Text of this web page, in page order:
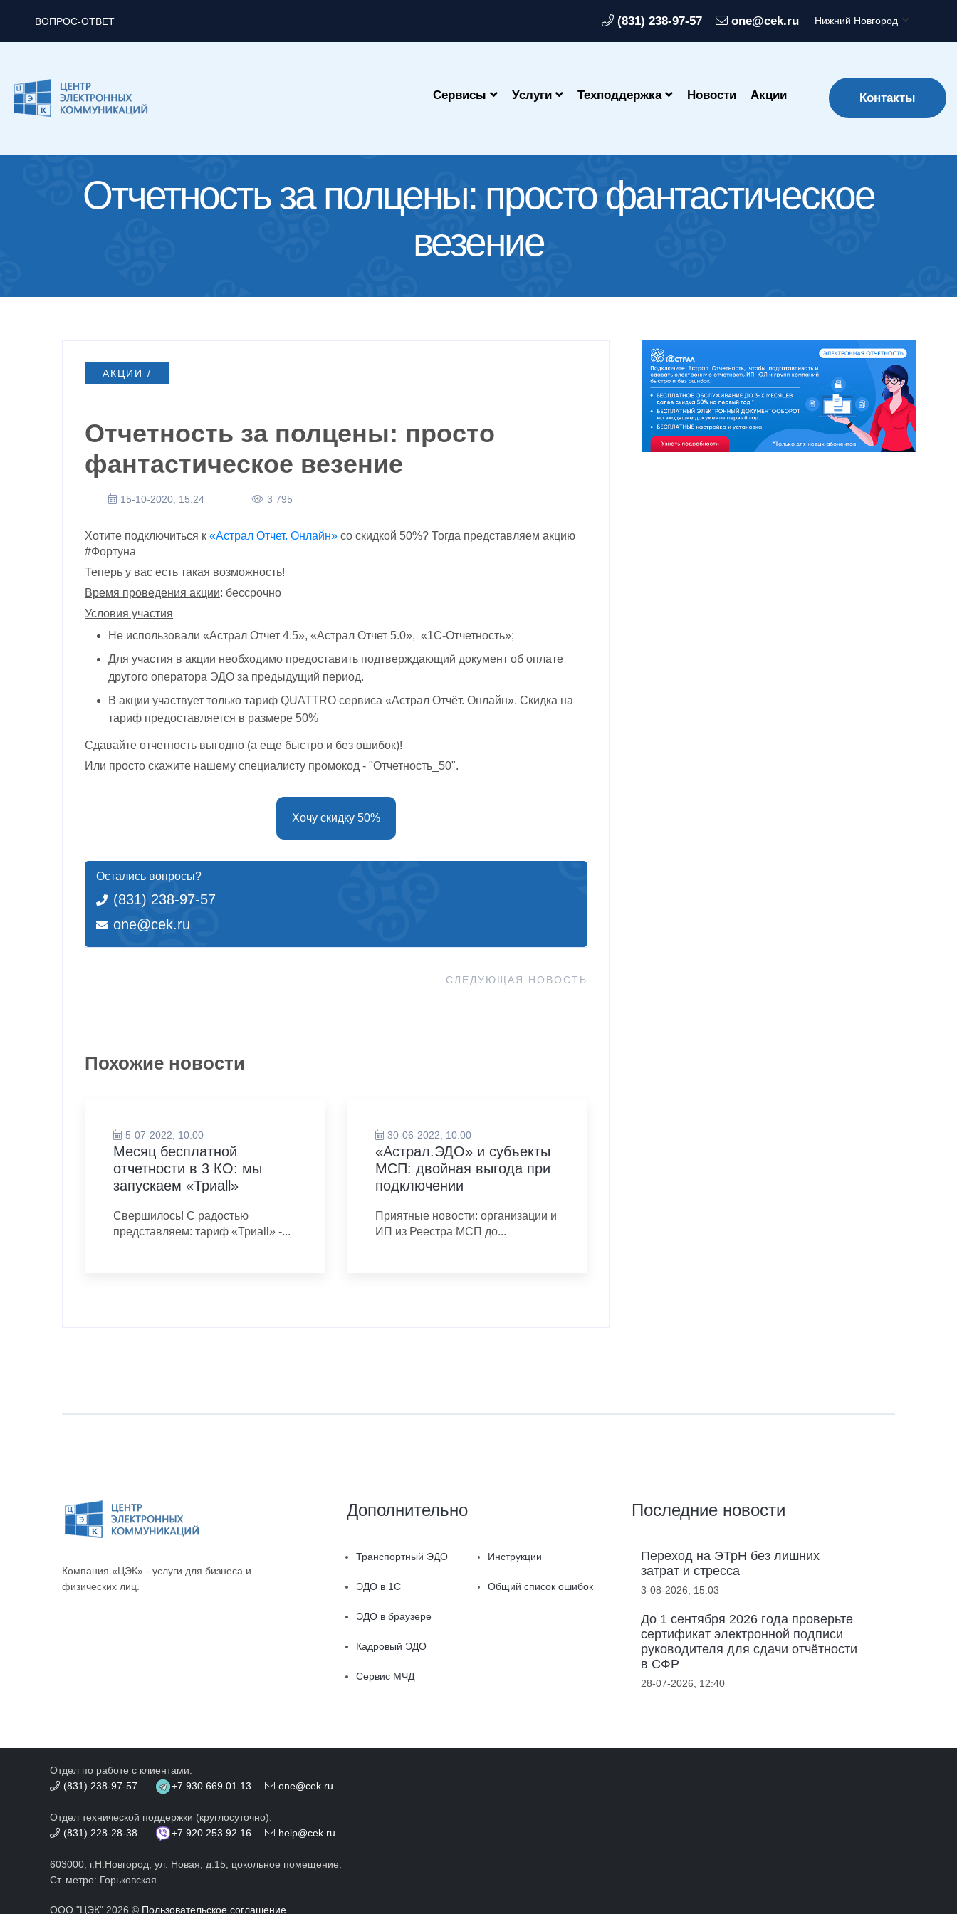
ВОПРОС-ОТВЕТ (831) 238-97-57 one@cek.ru Нижний Новгород
Сервисы Услуги Техподдержка Новости Акции Контакты
Отчетность за полцены: просто фантастическое
везение
АКЦИИ /
Отчетность за полцены: просто
фантастическое везение
15-10-2020, 15:24 3 795
Хотите подключиться к «Астрал Отчет. Онлайн» со скидкой 50%? Тогда представляем акцию
#Фортуна
Теперь у вас есть такая возможность!
Время проведения акции: бессрочно
Условия участия
Не использовали «Астрал Отчет 4.5», «Астрал Отчет 5.0», «1С-Отчетность»;
Для участия в акции необходимо предоставить подтверждающий документ об оплате
другого оператора ЭДО за предыдущий период.
В акции участвует только тариф QUATTRO сервиса «Астрал Отчёт. Онлайн». Скидка на
тариф предоставляется в размере 50%
Сдавайте отчетность выгодно (а еще быстро и без ошибок)!
Или просто скажите нашему специалисту промокод - "Отчетность_50".
Хочу скидку 50%
Остались вопросы?
(831) 238-97-57
one@cek.ru
СЛЕДУЮЩАЯ НОВОСТЬ
Похожие новости
5-07-2022, 10:00
Месяц бесплатной
отчетности в 3 КО: мы
запускаем «Триаll»
Свершилось! С радостью
представляем: тариф «Триаll» -...
30-06-2022, 10:00
«Астрал.ЭДО» и субъекты
МСП: двойная выгода при
подключении
Приятные новости: организации и
ИП из Реестра МСП до...
Компания «ЦЭК» - услуги для бизнеса и
физических лиц.
Дополнительно
Транспортный ЭДО
ЭДО в 1С
ЭДО в браузере
Кадровый ЭДО
Сервис МЧД
Инструкции
Общий список ошибок
Последние новости
Переход на ЭТрН без лишних
затрат и стресса
3-08-2026, 15:03
До 1 сентября 2026 года проверьте
сертификат электронной подписи
руководителя для сдачи отчётности
в СФР
28-07-2026, 12:40
Отдел по работе с клиентами:
(831) 238-97-57
+7 930 669 01 13 one@cek.ru
Отдел технической поддержки (круглосуточно):
(831) 228-28-38
+7 920 253 92 16 help@cek.ru
603000, г.Н.Новгород, ул. Новая, д.15, цокольное помещение.
Ст. метро: Горьковская.
ООО "ЦЭК" 2026 © Пользовательское соглашение